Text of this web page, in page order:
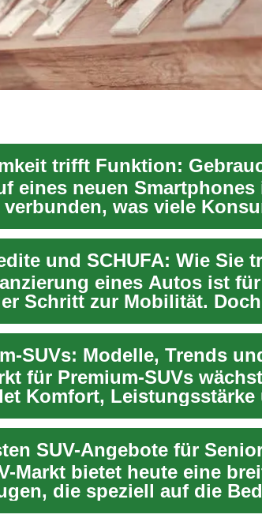
eines neuen
was viele
eines Autos ist
Schritt zur Mobilität.
SUVs: Modelle, Trends
für Premium-SUVs
Komfort,
Markt bietet heute eine
die speziell auf die